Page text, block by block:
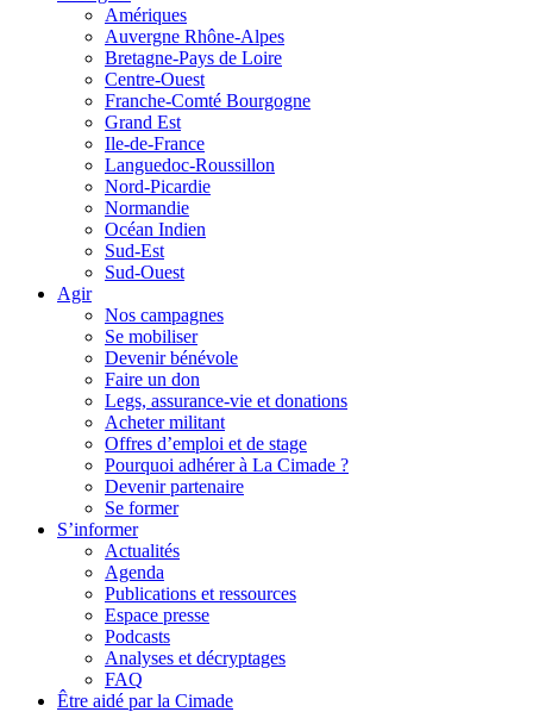
Amériques
Auvergne Rhône-Alpes
Bretagne-Pays de Loire
Centre-Ouest
Franche-Comté Bourgogne
Grand Est
Ile-de-France
Languedoc-Roussillon
Nord-Picardie
Normandie
Océan Indien
Sud-Est
Sud-Ouest
Agir
Nos campagnes
Se mobiliser
Devenir bénévole
Faire un don
Legs, assurance-vie et donations
Acheter militant
Offres d’emploi et de stage
Pourquoi adhérer à La Cimade ?
Devenir partenaire
Se former
S’informer
Actualités
Agenda
Publications et ressources
Espace presse
Podcasts
Analyses et décryptages
FAQ
Être aidé par la Cimade